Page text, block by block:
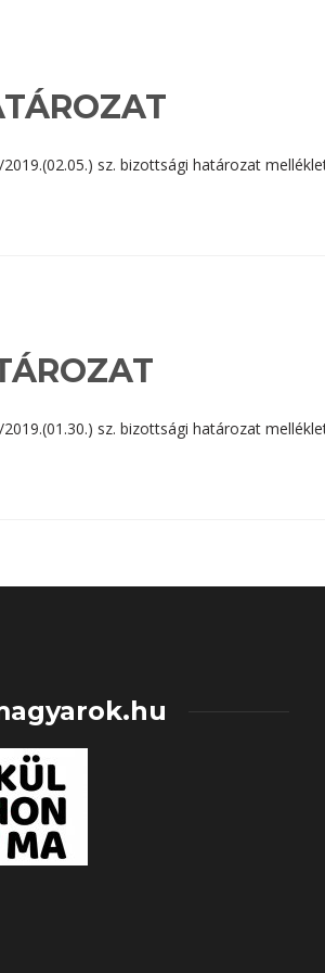
sz. bizottsági határozat
sz. bizottsági határozat